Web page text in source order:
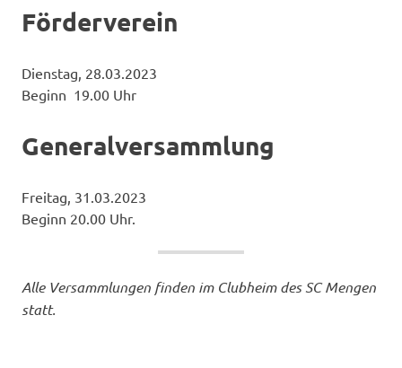
Förderverein
Dienstag, 28.03.2023
Beginn 19.00 Uhr
Generalversammlung
Freitag, 31.03.2023
Beginn 20.00 Uhr.
Alle Versammlungen finden im Clubheim des SC Mengen
statt.